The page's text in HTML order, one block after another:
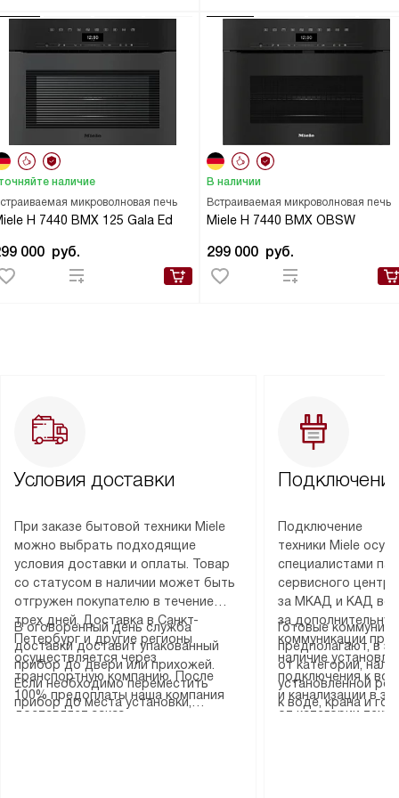
микроволновая печь
H 7440 BMX 125 Gala Ed
наличие
000 руб.
Встраиваемая микроволновая печь
Miele H 7440 BMX OBSW
В наличии
299 000 руб.
Условия доставки
При заказе бытовой техники Miele
можно выбрать подходящие
условия доставки и оплаты. Товар
со статусом в наличии может быть
отгружен покупателю в течение
трех дней. Доставка в Санкт-
Петербург и другие регионы
осуществляется через
транспортную компанию. После
100% предоплаты наша компания
доставляет заказ
В оговоренный день служба
доставки доставит упакованный
прибор до двери или прихожей.
Если необходимо переместить
прибор до места установки,
Подключение
техники Miele
специалистами
сервисного
за МКАД и КАД
за
коммуникации
наличие
подключения к
и канализации в
от категории
Готовые
предполагают, в
от категории,
установленной
к воде, крана и